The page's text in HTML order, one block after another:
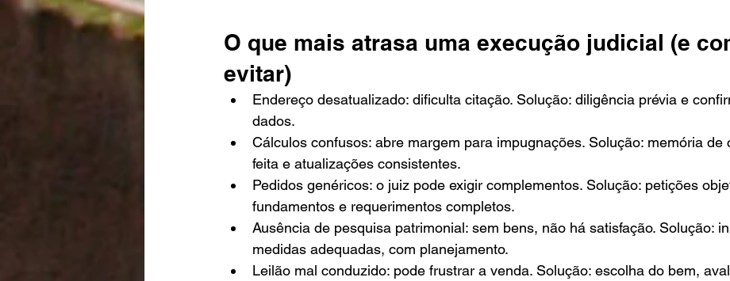
O que mais atrasa uma execução judicial (e
evitar)
Endereço desatualizado: dificulta citação. Solução: diligência prévia e
dados.
Cálculos confusos: abre margem para impugnações. Solução: memória de
feita e atualizações consistentes.
Pedidos genéricos: o juiz pode exigir complementos. Solução: petições
fundamentos e requerimentos completos.
Ausência de pesquisa patrimonial: sem bens, não há satisfação. Solução:
medidas adequadas, com planejamento.
Leilão mal conduzido: pode frustrar a venda. Solução: escolha do bem,